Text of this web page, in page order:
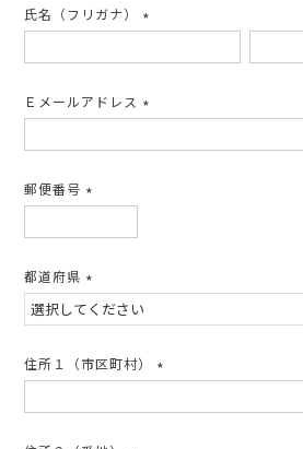
氏名（フリガナ）
須)
Ｅメールアドレス
須)
郵便番号
須)
都道府県
(必
須)
住所１（市区町村）
須)